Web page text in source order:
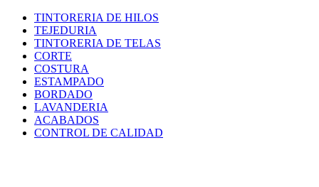
TINTORERIA DE HILOS
TEJEDURIA
TINTORERIA DE TELAS
CORTE
COSTURA
ESTAMPADO
BORDADO
LAVANDERIA
ACABADOS
CONTROL DE CALIDAD